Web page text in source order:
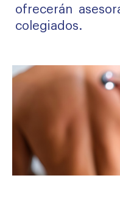
ofrecerán
colegiados.